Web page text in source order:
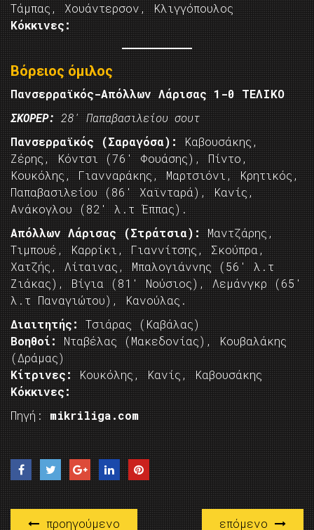
Τάμπας, Χουάντερσον, Κλιγγόπουλος
Κόκκινες:
Βόρειος όμιλος
Πανσερραϊκός-Απόλλων Λάρισας 1-0 ΤΕΛΙΚΟ
ΣΚΟΡΕΡ: 28′ Παπαβασιλείου σουτ
Πανσερραϊκός (Σαραγόσα): Καβουσάκης,
Ζέρης, Κόντσι (76′ Φουάσης), Πίντο,
Κουκόλης, Γιανναράκης, Μαρτσιόνι, Κρητικός,
Παπαβασιλείου (86′ Χαϊνταρά), Κανίς,
Ανάκογλου (82′ λ.τ Έππας).
Απόλλων Λάρισας (Στράτσια): Μαντζάρης,
Τιμπουέ, Καρρίκι, Γιαννίτσης, Σκούπρα,
Χατζής, Λίταινας, Μπαλογιάννης (56′ λ.τ
Ζιάκας), Βίγια (81′ Νούσιος), Λεμάνγκρ (65′
λ.τ Παναγιώτου), Κανούλας.
Διαιτητής:
Τσιάρας (Καβάλας)
Βοηθοί:
Νταβέλας (Μακεδονίας), Κουβαλάκης
(Δράμας)
Κίτρινες: Κουκόλης, Κανίς, Καβουσάκης
Κόκκινες:
Πηγή: mikriliga.com
προηγούμενο επόμενο